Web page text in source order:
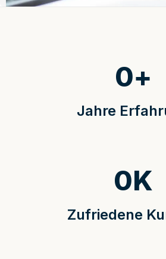
Jahre
0+
Zufriedene
0K